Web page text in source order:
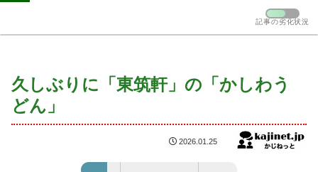
久しぶりに「東筑軒」の「かしわう
どん」
2026.01.25
記事の劣化状況